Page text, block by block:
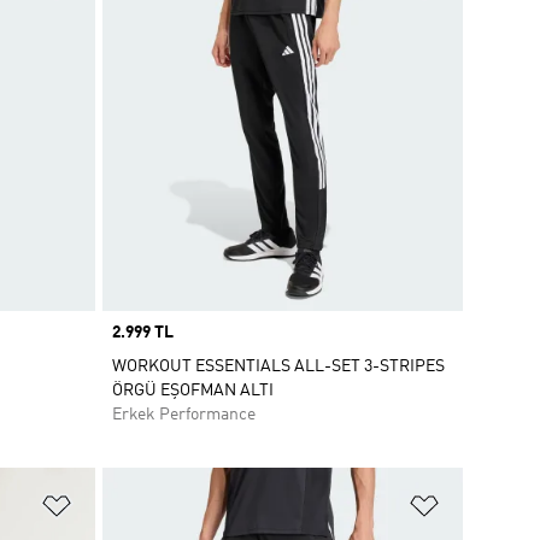
Price
2.999 TL
WORKOUT ESSENTIALS ALL-SET 3-STRIPES
ÖRGÜ EŞOFMAN ALTI
Erkek Performance
Favori Listesine Ekle